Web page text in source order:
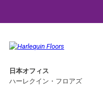
日本オフィス
ハーレクイン・フロアズ